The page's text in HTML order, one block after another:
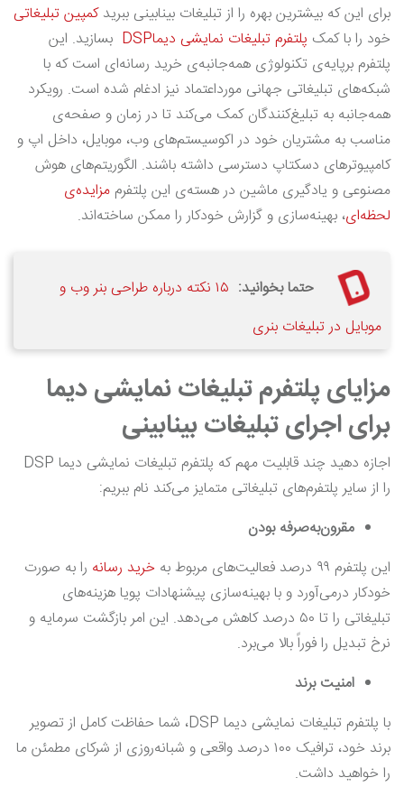
برای این که بیشترین بهره را از تبلیغات بینابینی ببریدکمپین تبلیغاتی
خود را با کمک پلتفرم تبلیغات نمایشی دیماDSP
بسازید. این
پلتفرم برپایه‌ی تکنولوژی همه‌جانبه‌ی خرید رسانه‌ای است که با
شبکه‌های تبلیغاتی جهانی مورداعتماد نیز ادغام شده است. رویکرد
همه‌جانبه به تبلیغ‌کنندگان کمک می‌کند تا در زمان و صفحه‌ی
مناسب به مشتریان خود در اکوسیستم‌های وب، موبایل، داخل اپ و
کامپیوترهای دسکتاپ دسترسی داشته باشند. الگوریتم‌های هوش
مصنوعی و یادگیری ماشین در هسته‌ی این پلتفرم مزایده‌ی
لحظه‌ای، بهینه‌سازی و گزارش خودکار را ممکن ساخته‌اند.
حتما بخوانید:
۱۵ نکته درباره طراحی بنر وب و
موبایل در تبلیغات بنری
مزایای پلتفرم تبلیغات نمایشی دیما
برای اجرای تبلیغات بینابینی
اجازه دهید چند قابلیت مهم که پلتفرم تبلیغات نمایشی دیما DSP
را از سایر پلتفرم‌های تبلیغاتی متمایز می‌کند نام ببریم:
مقرون‌به‌صرفه بودن
این پلتفرم ۹۹ درصد فعالیت‌های مربوط به
خرید رسانه را به صورت
خودکار درمی‌آورد و با بهینه‌سازی پیشنهادات پویا هزینه‌های
تبلیغاتی را تا ۵۰ درصد کاهش می‌دهد. این امر بازگشت سرمایه و
نرخ تبدیل را فوراً بالا می‌برد.
امنیت برند
با پلتفرم تبلیغات نمایشی دیما DSP، شما حفاظت کامل از تصویر
برند خود، ترافیک ۱۰۰ درصد واقعی و شبانه‌روزی از شرکای مطمئن ما
را خواهید داشت.